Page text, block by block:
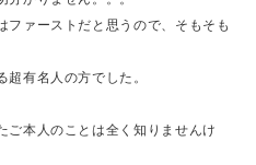
ファーストだと思うので、そもそも
有名人の方でした。
ご本人のことは全く知りませんけ